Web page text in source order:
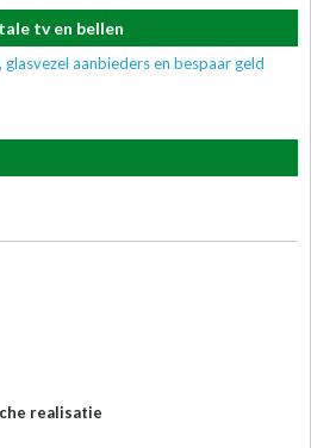
tv en bellen
aanbieders en bespaar geld
realisatie